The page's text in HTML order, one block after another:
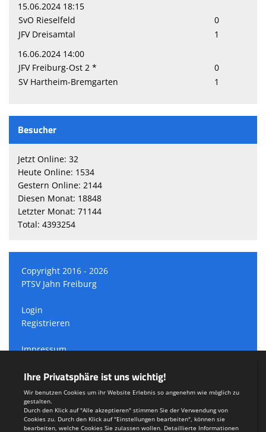
15.06.2024 18:15
SvO Rieselfeld
0
JFV Dreisamtal
1
16.06.2024 14:00
JFV Freiburg-Ost 2 *
0
SV Hartheim-Bremgarten
1
Besucher
Jetzt Online: 32
Heute Online: 1534
Gestern Online: 2144
Diesen Monat: 18848
Letzter Monat: 71144
Total: 4393254
Copyright 2016 - 2026
PTSV Jahn Freiburg
Login
Registrieren
Impressum
Teamsports 2
Dein Sportverein online